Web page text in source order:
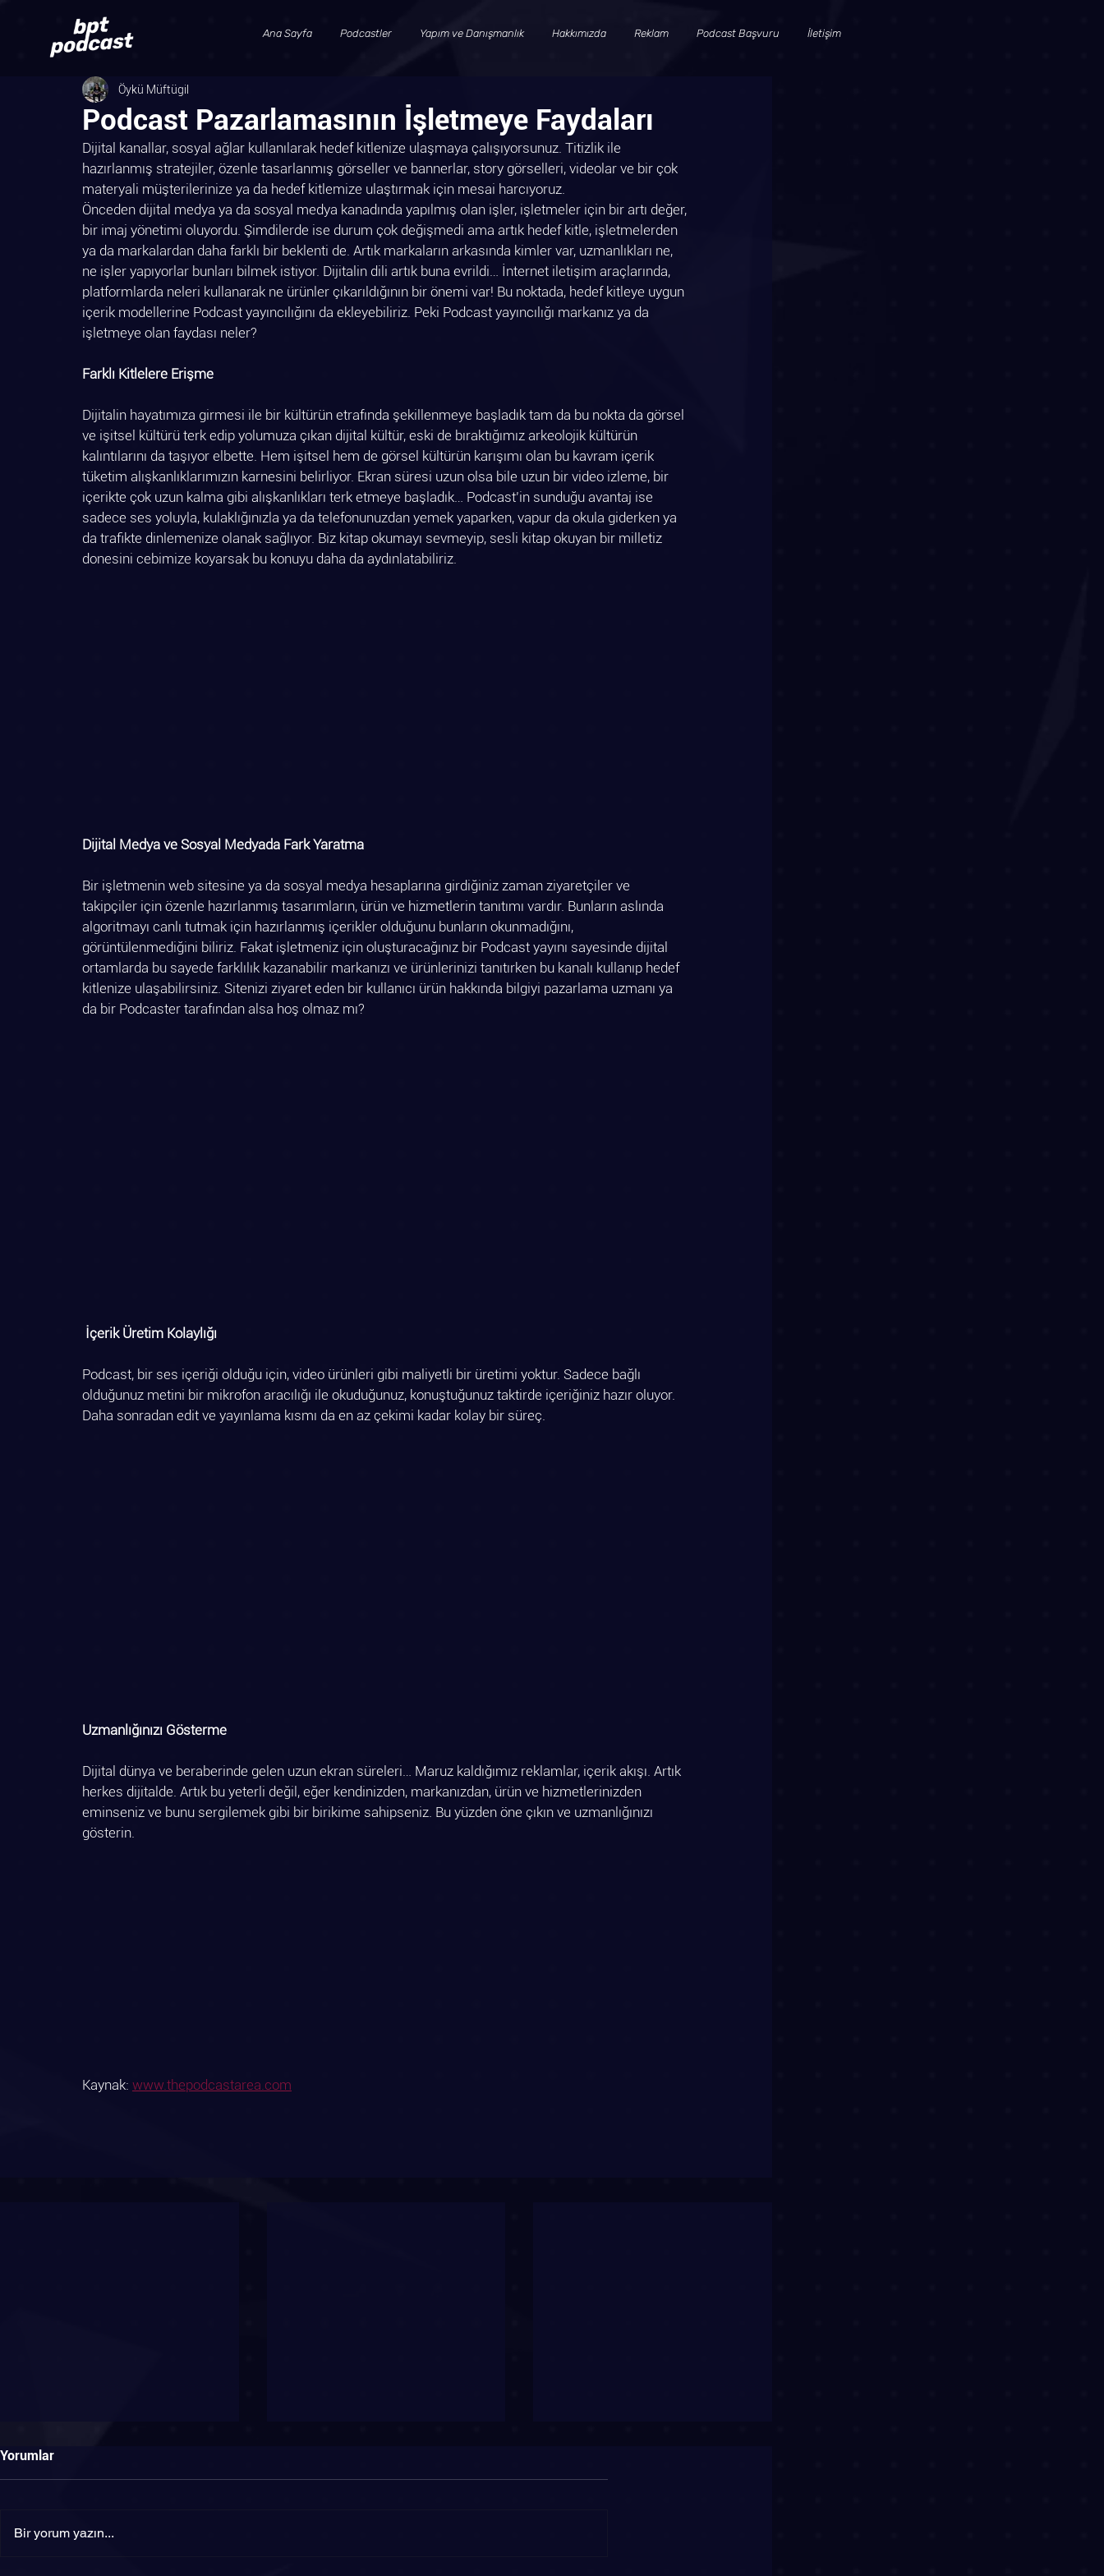
Podcast Pazarlamasının İşletmeye Faydaları
Öykü Müftügil
Dijital kanallar, sosyal ağlar kullanılarak hedef kitlenize ulaşmaya çalışıyorsunuz. Titizlik ile
hazırlanmış stratejiler, özenle tasarlanmış görseller ve bannerlar, story görselleri, videolar ve bir çok
materyali müşterilerinize ya da hedef kitlemize ulaştırmak için mesai harcıyoruz.
Önceden dijital medya ya da sosyal medya kanadında yapılmış olan işler, işletmeler için bir artı değer,
bir imaj yönetimi oluyordu. Şimdilerde ise durum çok değişmedi ama artık hedef kitle, işletmelerden
ya da markalardan daha farklı bir beklenti de. Artık markaların arkasında kimler var, uzmanlıkları ne,
ne işler yapıyorlar bunları bilmek istiyor. Dijitalin dili artık buna evrildi… İnternet iletişim araçlarında,
platformlarda neleri kullanarak ne ürünler çıkarıldığının bir önemi var! Bu noktada, hedef kitleye uygun
içerik modellerine Podcast yayıncılığını da ekleyebiliriz. Peki Podcast yayıncılığı markanız ya da
işletmeye olan faydası neler?
Farklı Kitlelere Erişme
Dijitalin hayatımıza girmesi ile bir kültürün etrafında şekillenmeye başladık tam da bu nokta da görsel
ve işitsel kültürü terk edip yolumuza çıkan dijital kültür, eski de bıraktığımız arkeolojik kültürün
kalıntılarını da taşıyor elbette. Hem işitsel hem de görsel kültürün karışımı olan bu kavram içerik
tüketim alışkanlıklarımızın karnesini belirliyor. Ekran süresi uzun olsa bile uzun bir video izleme, bir
içerikte çok uzun kalma gibi alışkanlıkları terk etmeye başladık… Podcast’in sunduğu avantaj ise
sadece ses yoluyla, kulaklığınızla ya da telefonunuzdan yemek yaparken, vapur da okula giderken ya
da trafikte dinlemenize olanak sağlıyor. Biz kitap okumayı sevmeyip, sesli kitap okuyan bir milletiz
donesini cebimize koyarsak bu konuyu daha da aydınlatabiliriz.
Dijital Medya ve Sosyal Medyada Fark Yaratma
Bir işletmenin web sitesine ya da sosyal medya hesaplarına girdiğiniz zaman ziyaretçiler ve
takipçiler için özenle hazırlanmış tasarımların, ürün ve hizmetlerin tanıtımı vardır. Bunların aslında
algoritmayı canlı tutmak için hazırlanmış içerikler olduğunu bunların okunmadığını,
görüntülenmediğini biliriz. Fakat işletmeniz için oluşturacağınız bir Podcast yayını sayesinde dijital
ortamlarda bu sayede farklılık kazanabilir markanızı ve ürünlerinizi tanıtırken bu kanalı kullanıp hedef
kitlenize ulaşabilirsiniz. Sitenizi ziyaret eden bir kullanıcı ürün hakkında bilgiyi pazarlama uzmanı ya
da bir Podcaster tarafından alsa hoş olmaz mı?
İçerik Üretim Kolaylığı
Podcast, bir ses içeriği olduğu için, video ürünleri gibi maliyetli bir üretimi yoktur. Sadece bağlı
olduğunuz metini bir mikrofon aracılığı ile okuduğunuz, konuştuğunuz taktirde içeriğiniz hazır oluyor.
Daha sonradan edit ve yayınlama kısmı da en az çekimi kadar kolay bir süreç.
Uzmanlığınızı Gösterme
Dijital dünya ve beraberinde gelen uzun ekran süreleri… Maruz kaldığımız reklamlar, içerik akışı. Artık
herkes dijitalde. Artık bu yeterli değil, eğer kendinizden, markanızdan, ürün ve hizmetlerinizden
eminseniz ve bunu sergilemek gibi bir birikime sahipseniz. Bu yüzden öne çıkın ve uzmanlığınızı
gösterin.
Kaynak: www.thepodcastarea.com
Yorumlar
Bir yorum yazın...
Ana Sayfa Podcastler Yapım ve Danışmanlık Hakkımızda Reklam Podcast Başvuru İletişim